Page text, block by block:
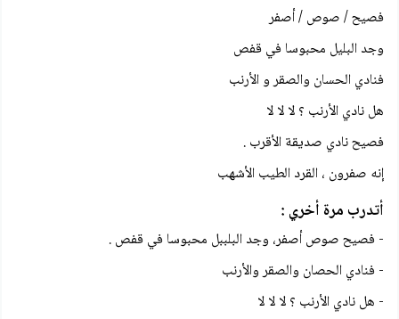
فصيح / صوص / أصفر
وجد البليل محبوسا في قفص
فنادي الحسان والصقر و الأرنب
هل نادي الأرنب ؟ لا لا لا
فصيح نادي صديقة الأقرب .
إنه صفرون ، القرد الطيب الأشهب
أتدرب مرة أخري :
- فصيح صوص أصفر، وجد البلببل محبوسا في قفص .
- فنادي الحصان والصقر والأرنب
- هل نادي الأرنب ؟ لا لا لا